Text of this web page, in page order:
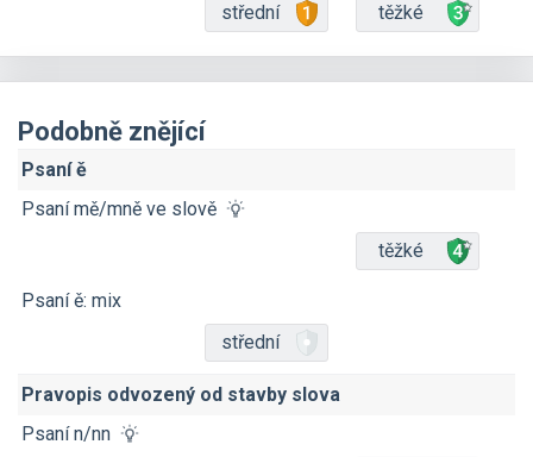
střední
těžké
Podobně znějící
Psaní ě
Psaní mě/mně ve slově
těžké
Psaní ě: mix
střední
Pravopis odvozený od stavby slova
Psaní n/nn